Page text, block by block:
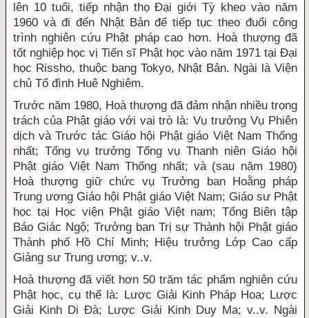
lên 10 tuổi, tiếp nhận thọ Đại giới Tỳ kheo vào năm
1960 và đi đến Nhật Bản để tiếp tục theo đuổi công
trình nghiên cứu Phật pháp cao hơn. Hoà thượng đã
tốt nghiệp học vị Tiến sĩ Phật học vào năm 1971 tại Đại
học Rissho, thuộc bang Tokyo, Nhật Bản. Ngài là Viện
chủ Tổ đình Huê Nghiêm.
Trước năm 1980, Hoà thượng đã đảm nhận nhiều trọng
trách của Phật giáo với vai trò là: Vụ trưởng Vụ Phiên
dịch và Trước tác Giáo hội Phật giáo Việt Nam Thống
nhất; Tổng vụ trưởng Tổng vụ Thanh niên Giáo hội
Phật giáo Việt Nam Thống nhất; và (sau năm 1980)
Hoà thượng giữ chức vụ Trưởng ban Hoằng pháp
Trung ương Giáo hội Phật giáo Việt Nam; Giáo sư Phật
học tại Học viện Phật giáo Việt nam; Tổng Biên tập
Báo Giác Ngộ; Trưởng ban Trị sự Thành hội Phật giáo
Thành phố Hồ Chí Minh; Hiệu trưởng Lớp Cao cấp
Giảng sư Trung ương; v..v.
Hoà thượng đã viết hơn 50 trăm tác phẩm nghiên cứu
Phật học, cụ thể là: Lược Giải Kinh Pháp Hoa; Lược
Giải Kinh Di Đà; Lược Giải Kinh Duy Ma; v..v. Ngài